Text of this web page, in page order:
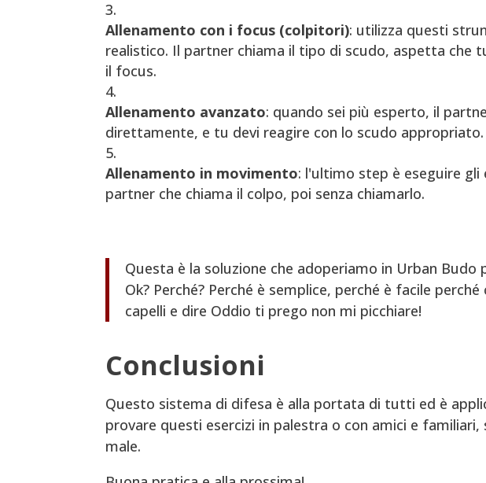
Allenamento con i focus (colpitori): utilizza questi
realistico. Il partner chiama il tipo di scudo, aspetta che
il focus.
Allenamento avanzato: quando sei più esperto, il
direttamente, e tu devi reagire con lo scudo appropriato.
Allenamento in movimento: l'ultimo step è eseguire gli
partner che chiama il colpo, poi senza chiamarlo.
Questa è la soluzione che adoperiamo in Urban
Ok? Perché? Perché è semplice, perché è facile
capelli e dire Oddio ti prego non mi picchiare!
Conclusioni
Questo sistema di difesa è alla portata di tutti ed è
provare questi esercizi in palestra o con amici e
male.